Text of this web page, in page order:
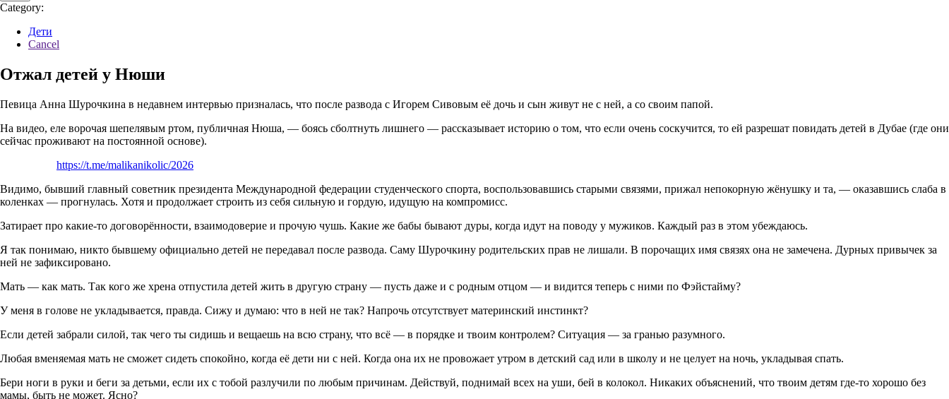
Category:
Дети
Cancel
Отжал детей у Нюши
Певица Анна Шурочкина в недавнем интервью призналась, что после развода с Игорем Сивовым её дочь и сын живут не с ней, а со своим папой.
На видео, еле ворочая шепелявым ртом, публичная Нюша, — боясь сболтнуть лишнего — рассказывает историю о том, что если очень соскучится, то ей разрешат повидать детей в Дубае (где они
сейчас проживают на постоянной основе).
https://t.me/malikanikolic/2026
Видимо, бывший главный советник президента Международной федерации студенческого спорта, воспользовавшись старыми связями, прижал непокорную жёнушку и та, — оказавшись слаба в
коленках — прогнулась. Хотя и продолжает строить из себя сильную и гордую, идущую на компромисс.
Затирает про какие-то договорённости, взаимодоверие и прочую чушь. Какие же бабы бывают дуры, когда идут на поводу у мужиков. Каждый раз в этом убеждаюсь.
Я так понимаю, никто бывшему официально детей не передавал после развода. Саму Шурочкину родительских прав не лишали. В порочащих имя связях она не замечена. Дурных привычек за
ней не зафиксировано.
Мать — как мать. Так кого же хрена отпустила детей жить в другую страну — пусть даже и с родным отцом — и видится теперь с ними по Фэйстайму?
У меня в голове не укладывается, правда. Сижу и думаю: что в ней не так? Напрочь отсутствует материнский инстинкт?
Если детей забрали силой, так чего ты сидишь и вещаешь на всю страну, что всё — в порядке и твоим контролем? Ситуация — за гранью разумного.
Любая вменяемая мать не сможет сидеть спокойно, когда её дети ни с ней. Когда она их не провожает утром в детский сад или в школу и не целует на ночь, укладывая спать.
Бери ноги в руки и беги за детьми, если их с тобой разлучили по любым причинам. Действуй, поднимай всех на уши, бей в колокол. Никаких объяснений, что твоим детям где-то хорошо без
мамы, быть не может. Ясно?